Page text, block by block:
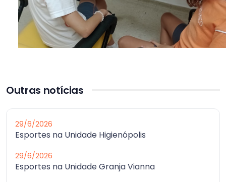
Outras notícias
29/6/2026
Esportes na Unidade Higienópolis
29/6/2026
Esportes na Unidade Granja Vianna